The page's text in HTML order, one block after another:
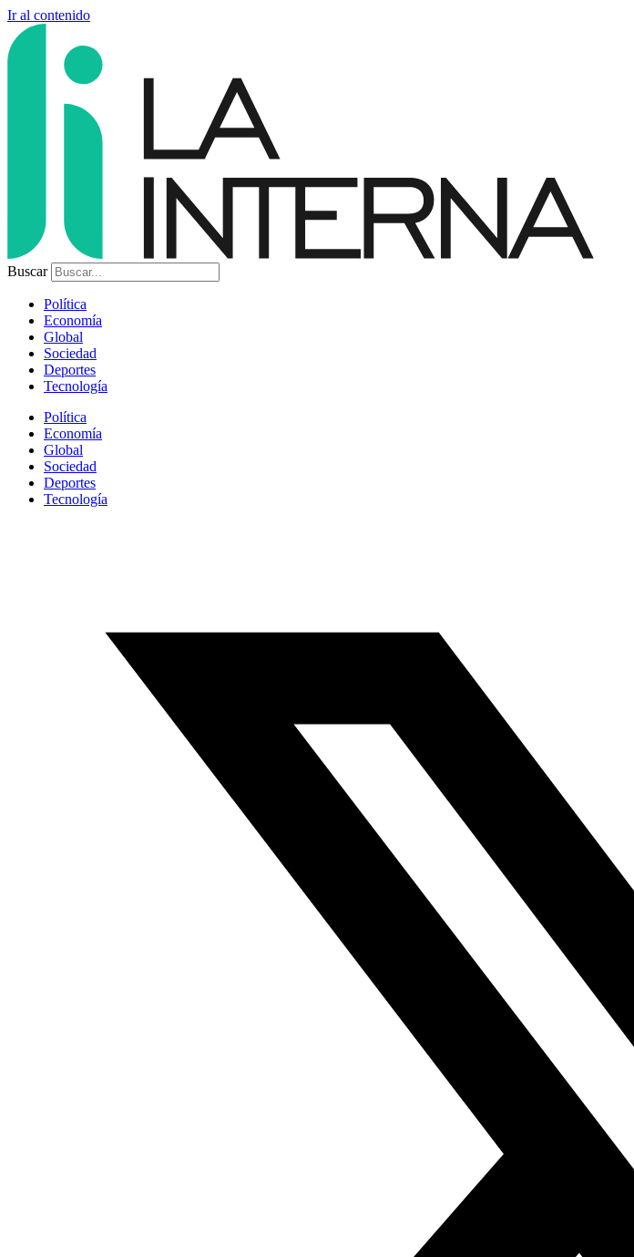
Ir al contenido
Buscar
Política
Economía
Global
Sociedad
Deportes
Tecnología
Política
Economía
Global
Sociedad
Deportes
Tecnología